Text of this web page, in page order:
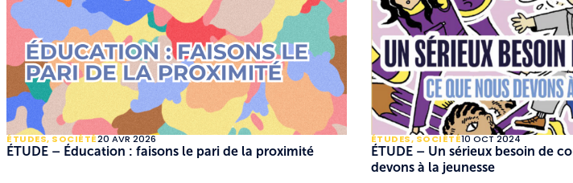
ÉTUDES,SOCIÉTÉ20 AVR 2026
ÉTUDE – Éducation : faisons le pari de la proximité
ÉTUDES,SOCIÉTÉ10 OCT 2024
ÉTUDE – Un sérieux besoin de
devons à la jeunesse